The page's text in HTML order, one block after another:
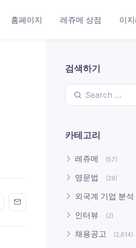
홈페이지 레쥬메 상점 이
on Twitter
Share this on GMail
Share this on EMail
검색하기
Search for:
카테고리
레쥬메 (57)
영문법 (29)
외국계 기업 분석
인터뷰 (2)
채용공고 (2,614)